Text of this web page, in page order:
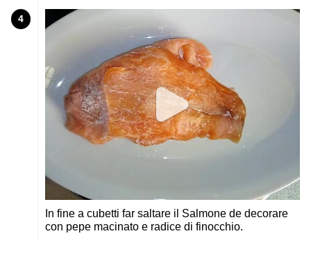
4
In fine a cubetti far saltare il Salmone de decorare
con pepe macinato e radice di finocchio.